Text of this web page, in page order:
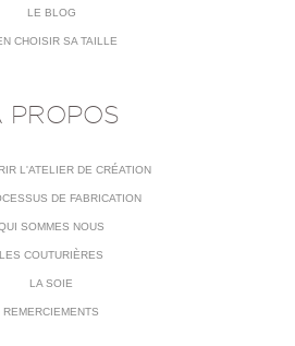
LE BLOG
CHOISIR SA TAILLE
PROPOS
L'ATELIER DE CRÉATION
DE FABRICATION
SOMMES NOUS
LES COUTURIÈRES
LA SOIE
REMERCIEMENTS